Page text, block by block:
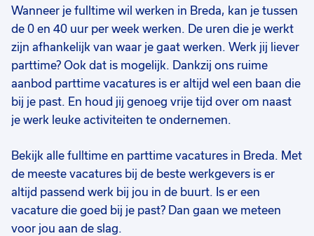
Wanneer je fulltime wil werken in Breda, kan je tussen
de 0 en 40 uur per week werken. De uren die je werkt
zijn afhankelijk van waar je gaat werken. Werk jij liever
parttime? Ook dat is mogelijk. Dankzij ons ruime
aanbod parttime vacatures is er altijd wel een baan die
bij je past. En houd jij genoeg vrije tijd over om naast
je werk leuke activiteiten te ondernemen.
Bekijk alle fulltime en parttime vacatures in Breda. Met
de meeste vacatures bij de beste werkgevers is er
altijd passend werk bij jou in de buurt. Is er een
vacature die goed bij je past? Dan gaan we meteen
voor jou aan de slag.